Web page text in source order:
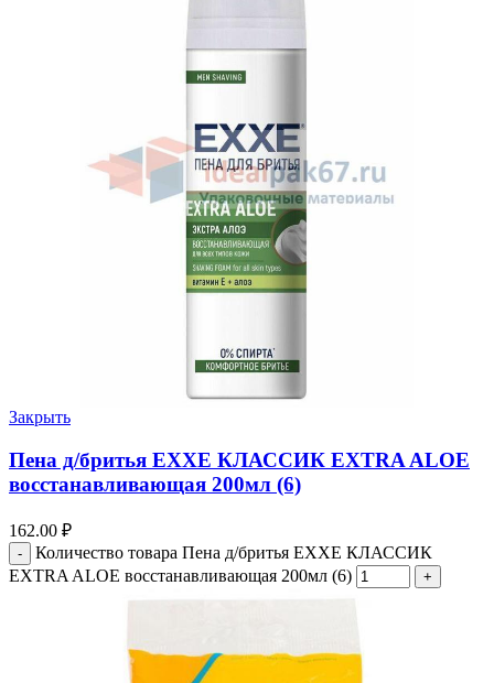
Закрыть
Пена д/бритья EXXE КЛАССИК EXTRA ALOE
восстанавливающая 200мл (6)
162.00 ₽
Количество товара Пена д/бритья EXXE КЛАССИК
EXTRA ALOE восстанавливающая 200мл (6)